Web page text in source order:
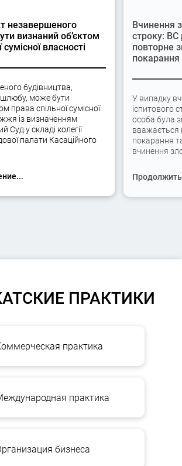
незавершеного
визнаний об’єктом
власності
будівництва,
шлюбу, може бути
права спільної сумісної
із визначенням
Суд у складі колегії
палати Касаційного
Вчинення
строку: ВС
повторне
У випадку
іспитового
особа була
вважається
покарання
вчинення
ПРАКТИКИ
практика
практика
бизнеса